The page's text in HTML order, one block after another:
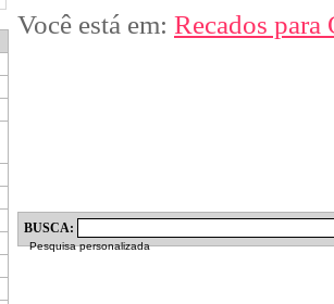
Você está em: Recados para
BUSCA:
Pesquisa personalizada